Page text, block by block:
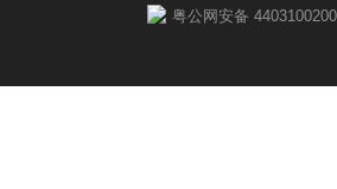
粤公网安备